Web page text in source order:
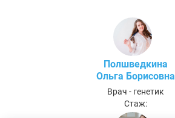
Полшведкина
Ольга Борисовна
Врач - генетик
Стаж: